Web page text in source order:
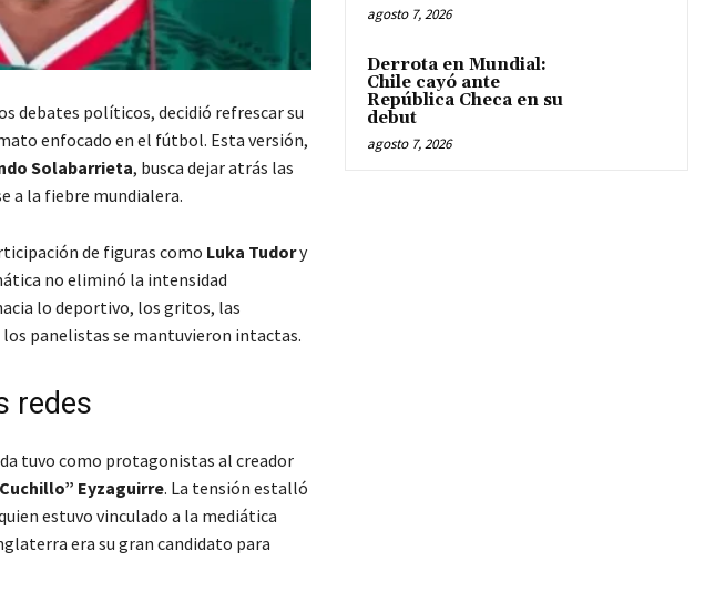
debates políticos, decidió refrescar su
enfocado en el fútbol. Esta versión,
Solabarrieta, busca dejar atrás las
a la fiebre mundialera.
de figuras como Luka Tudory
no eliminó la intensidad
lo deportivo, los gritos, las
panelistas se mantuvieron intactas.
redes
tuvo como protagonistas al creador
Eyzaguirre. La tensión estalló
estuvo vinculado a la mediática
era su gran candidato para
agosto 7, 2026
Derrota en Mundial:
Chile cayó ante
República Checa en su
debut
agosto 7, 2026